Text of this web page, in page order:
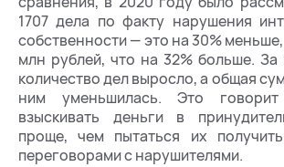
1707 дела по факту нарушения
собственности — это на 30%
млн рублей, что на 32% больше. За
количество дел выросло, а общая
ним уменьшилась. Это
взыскивать деньги в
проще, чем пытаться их
переговорами с нарушителями.